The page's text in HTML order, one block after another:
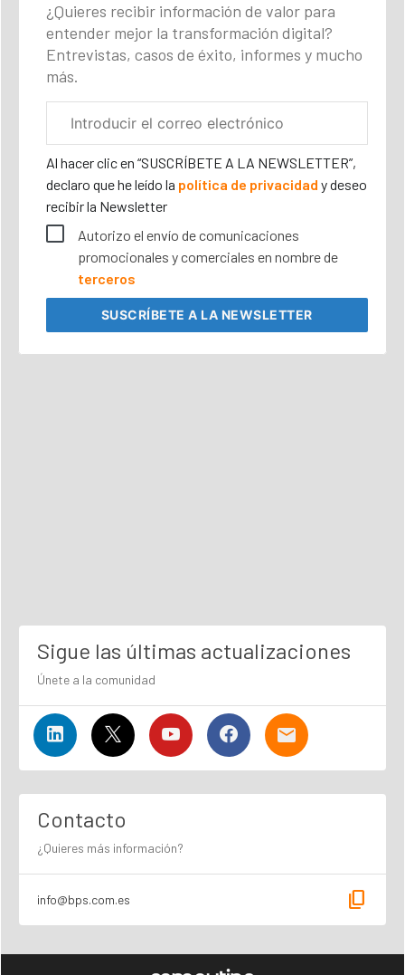
¿Quieres recibir información de valor para
entender mejor la transformación digital?
Entrevistas, casos de éxito, informes y mucho
más.
electrónico
corporativo
Al hacer clic en “SUSCRÍBETE A LA NEWSLETTER”,
declaro que he leído la política de privacidad y deseo
recibir la Newsletter
Autorizo el envío de comunicaciones
promocionales y comerciales en nombre de
terceros
SUSCRÍBETEA LA NEWSLETTER
Sigue las últimas actualizaciones
Únete a la comunidad
Contacto
¿Quieres más información?
info@bps.com.es content_copy